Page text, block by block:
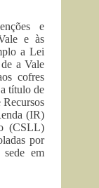
e
e às
a Lei
a Vale
cofres
título de
Recursos
(IR)
(CSLL)
por
em